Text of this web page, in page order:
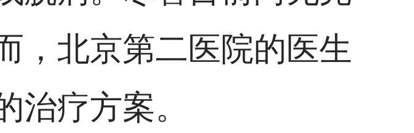
，北京第二医院的医生
治疗方案。